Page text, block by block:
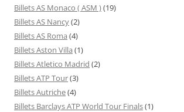
Billets AS Monaco ( ASM )(19)
Billets AS Nancy(2)
Billets AS Roma (4)
Billets Aston Villa (1)
Billets Atletico Madrid (2)
Billets ATP Tour(3)
Billets Autriche(4)
Billets Barclays ATP World Tour Finals(1)